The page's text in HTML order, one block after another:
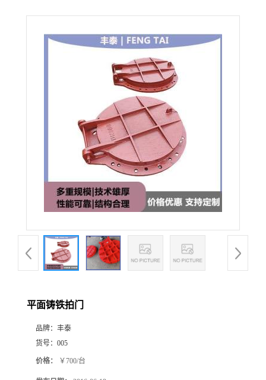
平面铸铁拍门
品牌： 丰泰
货号： 005
价格： ￥700/台